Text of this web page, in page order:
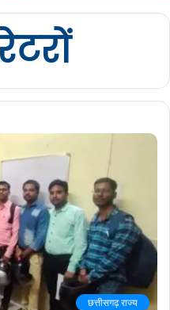
छत्तीसगढ़ राज्य